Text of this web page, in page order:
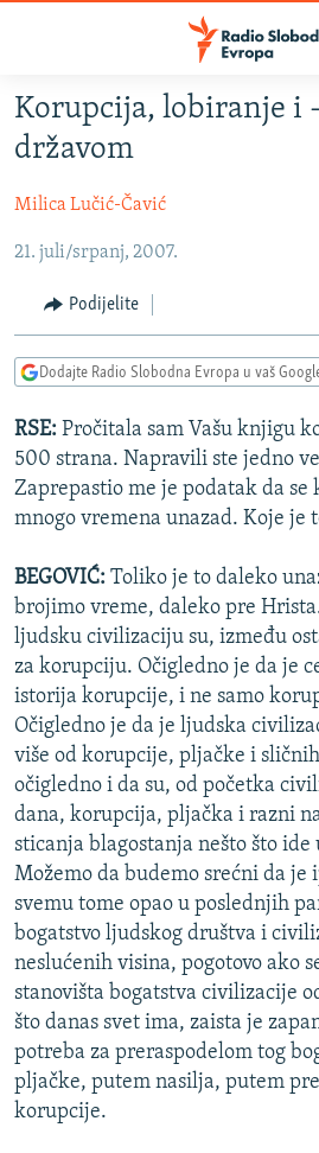
Pređite
na
glavni
Pređite
na
navigaciju
Pređite
na
pretragu
VIJESTI
SRBIJA
KOSOVO
CRNA GORA
VIZUELNO
VIDEO
FOTOGALERIJE
INFOGRAFIKE
PODCASTI
RAT U UKRAJINI
KINA NA BALKANU
RSE PRIČE IZ SVIJETA
DNEVNO@RSE
SPECIJALI RSE
VIŠE OD NASLOVA
GENOCID U SREBRENICI
POPLAVE I KLIZIŠTA U BIH 2024.
TV LIBERTY
POST SCRIPTUM
MOJA EVROPA
TRI DECENIJE OD RATA U BIH
SVE KARTE DEJTONA
NASTANAK I RASPAD JUGOSLAVIJE
PRATITE NAS
Sve RFE/RL stranice
Korupcija, lobiranje i
državom
Milica Lučić-Čavić
21. juli/srpanj, 2007.
Podijelite
Dodajte Radio Slobodna Evropa u vaš
RSE: Pročitala sam Vašu knjigu
500 strana. Napravili ste jedno
Zaprepastio me je podatak da
mnogo vremena unazad. Koje je
BEGOVIĆ: Toliko je to daleko
brojimo vreme, daleko pre
ljudsku civilizaciju su, između
za korupciju. Očigledno je da je
istorija korupcije, i ne samo
Očigledno je da je ljudska
više od korupcije, pljačke i
očigledno i da su, od početka
dana, korupcija, pljačka i razni
sticanja blagostanja nešto što
Možemo da budemo srećni da je
svemu tome opao u poslednjih
bogatstvo ljudskog društva i
neslućenih visina, pogotovo ako
stanovišta bogatstva civilizacije
što danas svet ima, zaista je
potreba za preraspodelom tog
pljačke, putem nasilja, putem
korupcije.